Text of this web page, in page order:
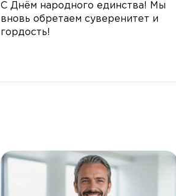
С Днём народного единства! Мы
вновь обретаем суверенитет и
гордость!